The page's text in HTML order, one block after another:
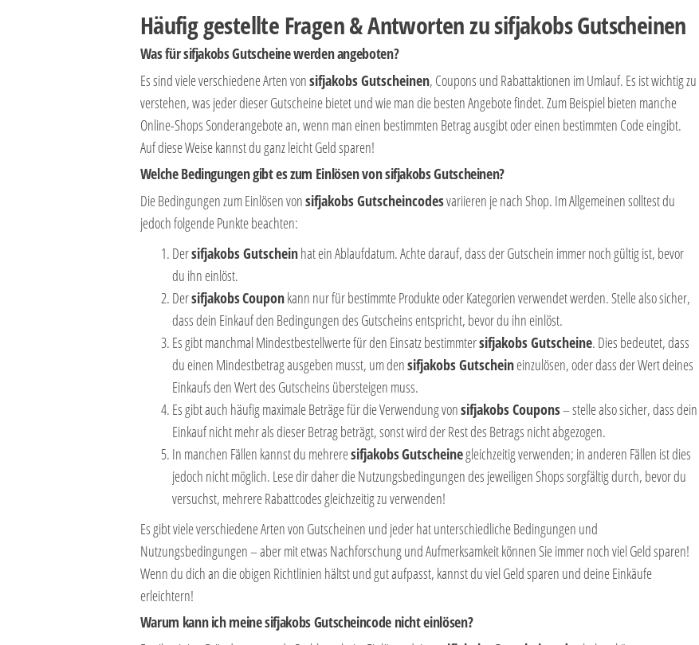
Häufig gestellte Fragen & Antworten zu sifjakobs Gutscheinen
Was für sifjakobs Gutscheine werden angeboten?
Es sind viele verschiedene Arten vonsifjakobs Gutscheinen, Coupons und Rabattaktionen im Umlauf. Es ist wichtig zu
verstehen, was jeder dieser Gutscheine bietet und wie man die besten Angebote findet. Zum Beispiel bieten manche
Online-Shops Sonderangebote an, wenn man einen bestimmten Betrag ausgibt oder einen bestimmten Code eingibt.
Auf diese Weise kannst du ganz leicht Geld sparen!
Welche Bedingungen gibt es zum Einlösen von sifjakobs Gutscheinen?
Die Bedingungen zum Einlösen vonsifjakobs Gutscheincodesvariieren je nach Shop. Im Allgemeinen solltest du
jedoch folgende Punkte beachten:
Dersifjakobs Gutscheinhat ein Ablaufdatum. Achte darauf, dass der Gutschein immer noch gültig ist, bevor
du ihn einlöst.
DersifjakobsCouponkann nur für bestimmte Produkte oder Kategorien verwendet werden. Stelle also sicher,
dass dein Einkauf den Bedingungen des Gutscheins entspricht, bevor du ihn einlöst.
Es gibt manchmal Mindestbestellwerte für den Einsatz bestimmtersifjakobs Gutscheine. Dies bedeutet, dass
du einen Mindestbetrag ausgeben musst, um densifjakobs Gutscheineinzulösen, oder dass der Wert deines
Einkaufs den Wert des Gutscheins übersteigen muss.
Es gibt auch häufig maximale Beträge für die Verwendung vonsifjakobs Coupons– stelle also sicher, dass dein
Einkauf nicht mehr als dieser Betrag beträgt, sonst wird der Rest des Betrags nicht abgezogen.
In manchen Fällen kannst du mehreresifjakobsGutscheinegleichzeitig verwenden; in anderen Fällen ist dies
jedoch nicht möglich. Lese dir daher die Nutzungsbedingungen des jeweiligen Shops sorgfältig durch, bevor du
versuchst, mehrere Rabattcodes gleichzeitig zu verwenden!
Es gibt viele verschiedene Arten von Gutscheinen und jeder hat unterschiedliche Bedingungen und
Nutzungsbedingungen – aber mit etwas Nachforschung und Aufmerksamkeit können Sie immer noch viel Geld sparen!
Wenn du dich an die obigen Richtlinien hältst und gut aufpasst, kannst du viel Geld sparen und deine Einkäufe
erleichtern!
Warum kann ich meine sifjakobs Gutscheincode nicht einlösen?